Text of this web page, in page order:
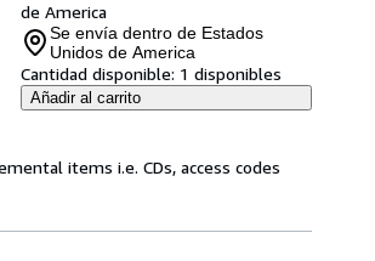
de America
Se envía dentro de Estados
Unidos de America
Cantidad disponible: 1 disponibles
Añadir al carrito
items i.e. CDs, access codes